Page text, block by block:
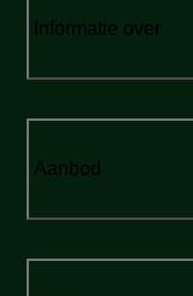
Informatie over
Aanbod